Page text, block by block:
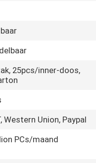
25pcs/inner-doos,
Western Union, Paypal
PCs/maand